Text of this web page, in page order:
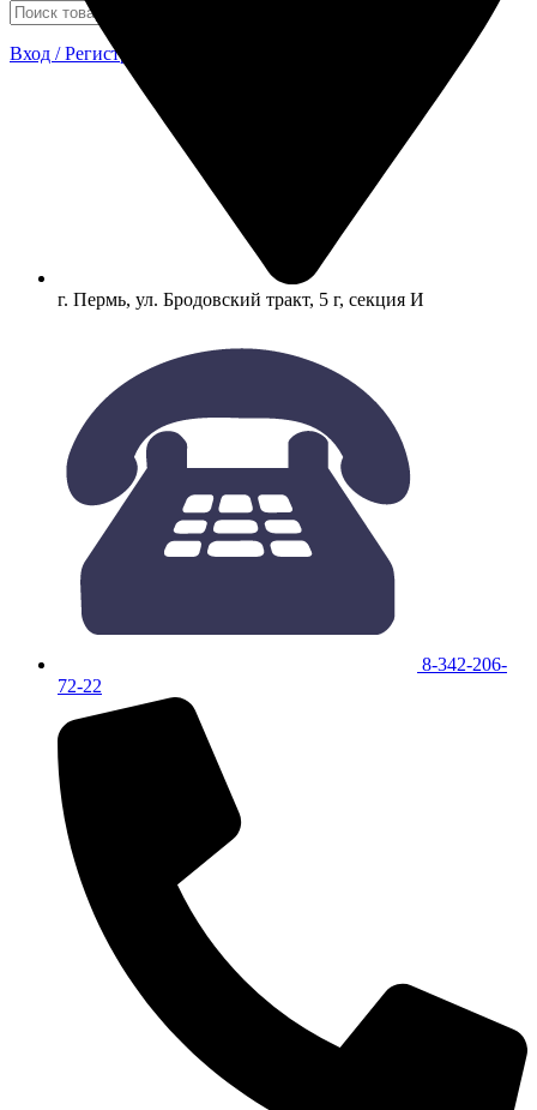
Вход / Регистрация
г. Пермь, ул. Бродовский тракт, 5 г, секция И
8-342-206-
72-22